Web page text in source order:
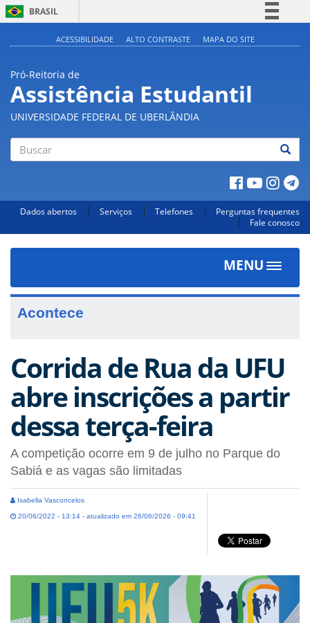
BRASIL
Acesso à informação
Legislação
Canais
ACESSIBILIDADE ALTO CONTRASTE MAPA DO SITE
Pró-Reitoria de
Assistência Estudantil
UNIVERSIDADE FEDERAL DE UBERLÂNDIA
Dados abertos Serviços Telefones
Perguntas frequentes
Fale conosco
MENU
Toggle
Acontece
Corrida de Rua da UFU
abre inscrições a partir
dessa terça-feira
A competição ocorre em 9 de julho no Parque do
Sabiá e as vagas são limitadas
Isabella Vasconcelos
20/06/2022 - 13:14 - atualizado em 26/06/2026 - 09:41